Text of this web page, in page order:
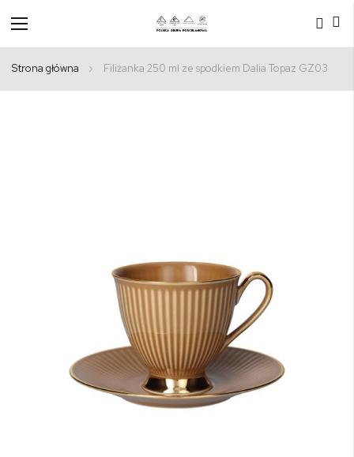
Przełącznik
Nav
Strona główna Filiżanka 250 ml ze spodkiem Dalia Topaz GZ03